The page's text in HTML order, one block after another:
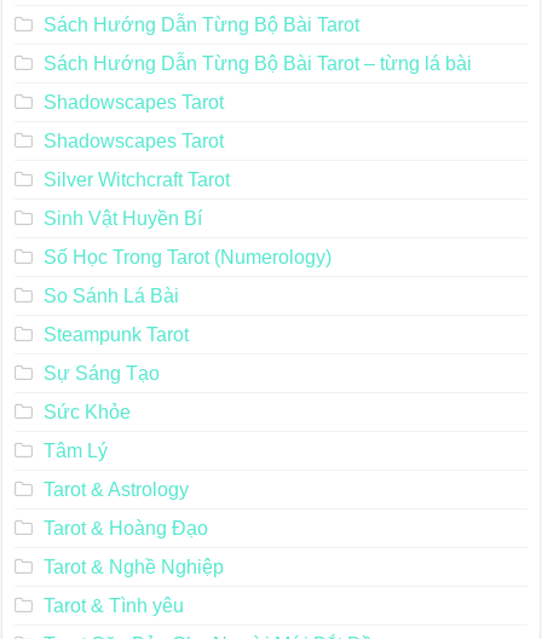
Sách Hướng Dẫn Từng Bộ Bài Tarot
Sách Hướng Dẫn Từng Bộ Bài Tarot – từng lá bài
Shadowscapes Tarot
Shadowscapes Tarot
Silver Witchcraft Tarot
Sinh Vật Huyền Bí
Số Học Trong Tarot (Numerology)
So Sánh Lá Bài
Steampunk Tarot
Sự Sáng Tạo
Sức Khỏe
Tâm Lý
Tarot & Astrology
Tarot & Hoàng Đạo
Tarot & Nghề Nghiệp
Tarot & Tình yêu